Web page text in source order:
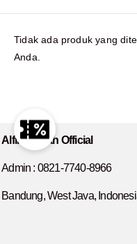
Tidak ada produk yang
Anda.
Alfihuraiyah Official
Admin : 0821-7740-8966
Bandung, West Java,